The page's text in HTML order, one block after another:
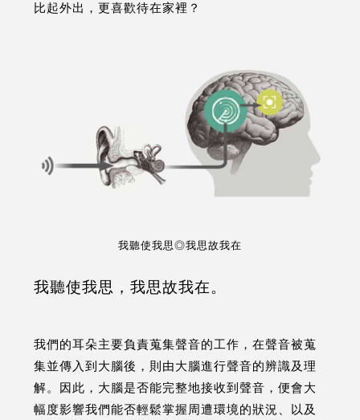
比起外出，更喜歡待在家裡？
我聽使我思◎我思故我在
我聽使我思，我思故我在。
我們的耳朵主要負責蒐集聲音的工作，在聲音被蒐
集並傳入到大腦後，則由大腦進行聲音的辨識及理
解。因此，大腦是否能完整地接收到聲音，便會大
幅度影響我們能否輕鬆掌握周遭環境的狀況、以及